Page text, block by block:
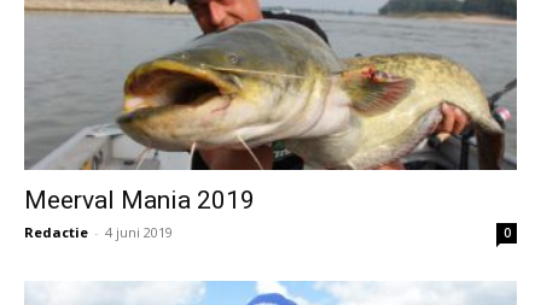
Meerval Mania 2019
Redactie - 4 juni 2019 0